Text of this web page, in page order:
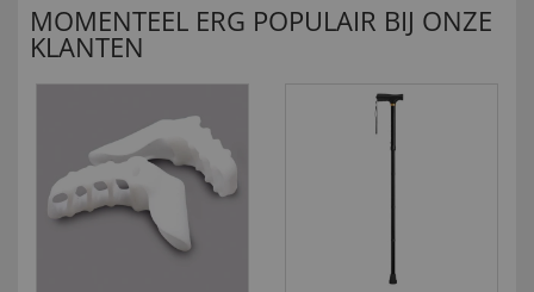
MOMENTEEL ERG POPULAIR BIJ ONZE
KLANTEN